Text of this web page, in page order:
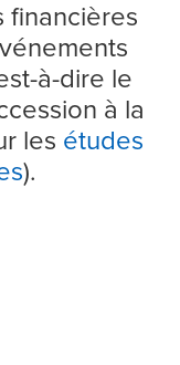
financières
à-dire le
à la
les études
).